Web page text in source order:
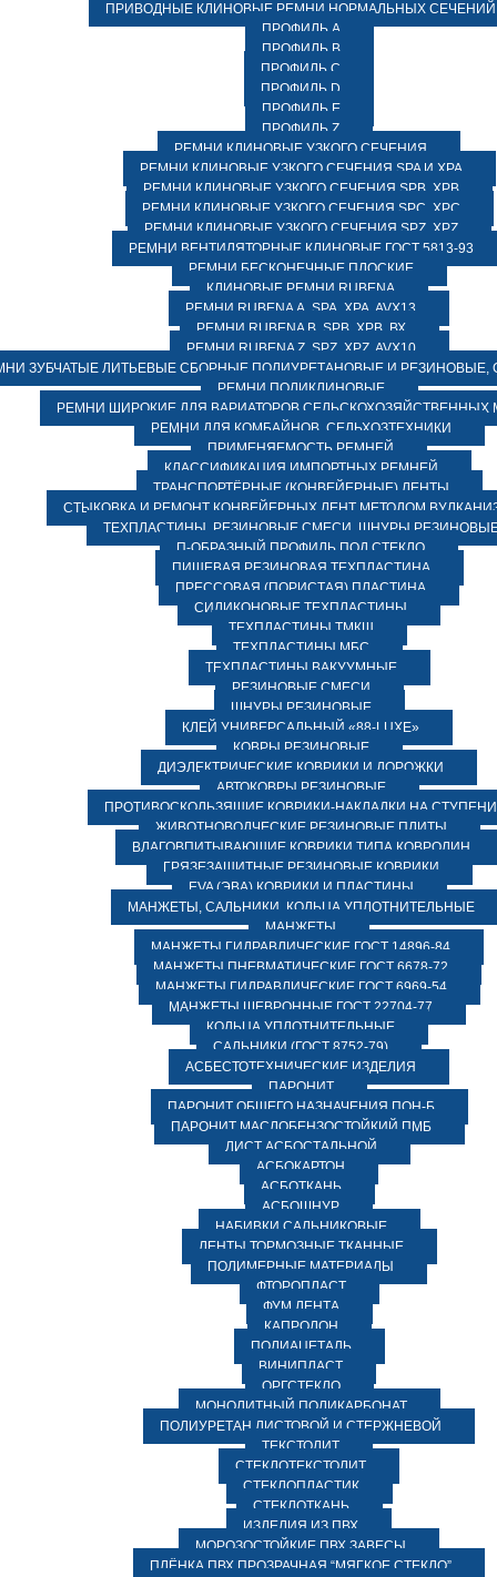
ПРИВОДНЫЕ КЛИНОВЫЕ РЕМНИ НОРМАЛЬНЫХ СЕЧЕНИЙ
ПРОФИЛЬ A
ПРОФИЛЬ B
ПРОФИЛЬ C
ПРОФИЛЬ D
ПРОФИЛЬ E
ПРОФИЛЬ Z
РЕМНИ КЛИНОВЫЕ УЗКОГО СЕЧЕНИЯ
РЕМНИ КЛИНОВЫЕ УЗКОГО СЕЧЕНИЯ SPA И XPA
РЕМНИ КЛИНОВЫЕ УЗКОГО СЕЧЕНИЯ SPB, XPB
РЕМНИ КЛИНОВЫЕ УЗКОГО СЕЧЕНИЯ SPC, XPC
РЕМНИ КЛИНОВЫЕ УЗКОГО СЕЧЕНИЯ SPZ, XPZ
РЕМНИ ВЕНТИЛЯТОРНЫЕ КЛИНОВЫЕ ГОСТ 5813-93
РЕМНИ БЕСКОНЕЧНЫЕ ПЛОСКИЕ
КЛИНОВЫЕ РЕМНИ RUBENA
РЕМНИ RUBENA А, SPA, XPA, AVX13
РЕМНИ RUBENA В, SPВ, ХPВ, ВХ
РЕМНИ RUBENA Z, SPZ, XPZ, AVX10
ЗУБЧАТЫЕ ЛИТЬЕВЫЕ СБОРНЫЕ ПОЛИУРЕТАНОВЫЕ И РЕЗИНОВЫЕ,
РЕМНИ ПОЛИКЛИНОВЫЕ
РЕМНИ ШИРОКИЕ ДЛЯ ВАРИАТОРОВ СЕЛЬСКОХОЗЯЙСТВЕННЫХ
РЕМНИ ДЛЯ КОМБАЙНОВ, СЕЛЬХОЗТЕХНИКИ
ПРИМЕНЯЕМОСТЬ РЕМНЕЙ
КЛАССИФИКАЦИЯ ИМПОРТНЫХ РЕМНЕЙ
ТРАНСПОРТЁРНЫЕ (КОНВЕЙЕРНЫЕ) ЛЕНТЫ
СТЫКОВКА И РЕМОНТ КОНВЕЙЕРНЫХ ЛЕНТ МЕТОДОМ
ТЕХПЛАСТИНЫ, РЕЗИНОВЫЕ СМЕСИ, ШНУРЫ
П-ОБРАЗНЫЙ ПРОФИЛЬ ПОД СТЕКЛО
ПИЩЕВАЯ РЕЗИНОВАЯ ТЕХПЛАСТИНА
ПРЕССОВАЯ (ПОРИСТАЯ) ПЛАСТИНА
СИЛИКОНОВЫЕ ТЕХПЛАСТИНЫ
ТЕХПЛАСТИНЫ ТМКЩ
ТЕХПЛАСТИНЫ МБС
ТЕХПЛАСТИНЫ ВАКУУМНЫЕ
РЕЗИНОВЫЕ СМЕСИ
ШНУРЫ РЕЗИНОВЫЕ
КЛЕЙ УНИВЕРСАЛЬНЫЙ «88-LUXE»
КОВРЫ РЕЗИНОВЫЕ
ДИЭЛЕКТРИЧЕСКИЕ КОВРИКИ И ДОРОЖКИ
АВТОКОВРЫ РЕЗИНОВЫЕ
ПРОТИВОСКОЛЬЗЯЩИЕ КОВРИКИ-НАКЛАДКИ НА СТУПЕНИ
ЖИВОТНОВОДЧЕСКИЕ РЕЗИНОВЫЕ ПЛИТЫ
ВЛАГОВПИТЫВАЮЩИЕ КОВРИКИ ТИПА КОВРОЛИН
ГРЯЗЕЗАЩИТНЫЕ РЕЗИНОВЫЕ КОВРИКИ
EVA (ЭВА) КОВРИКИ И ПЛАСТИНЫ
МАНЖЕТЫ, САЛЬНИКИ, КОЛЬЦА УПЛОТНИТЕЛЬНЫЕ
МАНЖЕТЫ
МАНЖЕТЫ ГИДРАВЛИЧЕСКИЕ ГОСТ 14896-84
МАНЖЕТЫ ПНЕВМАТИЧЕСКИЕ ГОСТ 6678-72
МАНЖЕТЫ ГИДРАВЛИЧЕСКИЕ ГОСТ 6969-54
МАНЖЕТЫ ШЕВРОННЫЕ ГОСТ 22704-77
КОЛЬЦА УПЛОТНИТЕЛЬНЫЕ
САЛЬНИКИ (ГОСТ 8752-79)
АСБЕСТОТЕХНИЧЕСКИЕ ИЗДЕЛИЯ
ПАРОНИТ
ПАРОНИТ ОБЩЕГО НАЗНАЧЕНИЯ ПОН-Б
ПАРОНИТ МАСЛОБЕНЗОСТОЙКИЙ ПМБ
ЛИСТ АСБОСТАЛЬНОЙ
АСБОКАРТОН
АСБОТКАНЬ
АСБОШНУР
НАБИВКИ САЛЬНИКОВЫЕ
ЛЕНТЫ ТОРМОЗНЫЕ ТКАННЫЕ
ПОЛИМЕРНЫЕ МАТЕРИАЛЫ
ФТОРОПЛАСТ
ФУМ ЛЕНТА
КАПРОЛОН
ПОЛИАЦЕТАЛЬ
ВИНИПЛАСТ
ОРГСТЕКЛО
МОНОЛИТНЫЙ ПОЛИКАРБОНАТ
ПОЛИУРЕТАН ЛИСТОВОЙ И СТЕРЖНЕВОЙ
ТЕКСТОЛИТ
СТЕКЛОТЕКСТОЛИТ
СТЕКЛОПЛАСТИК
СТЕКЛОТКАНЬ
ИЗДЕЛИЯ ИЗ ПВХ
МОРОЗОСТОЙКИЕ ПВХ ЗАВЕСЫ
ПЛЁНКА ПВХ ПРОЗРАЧНАЯ “МЯГКОЕ СТЕКЛО”